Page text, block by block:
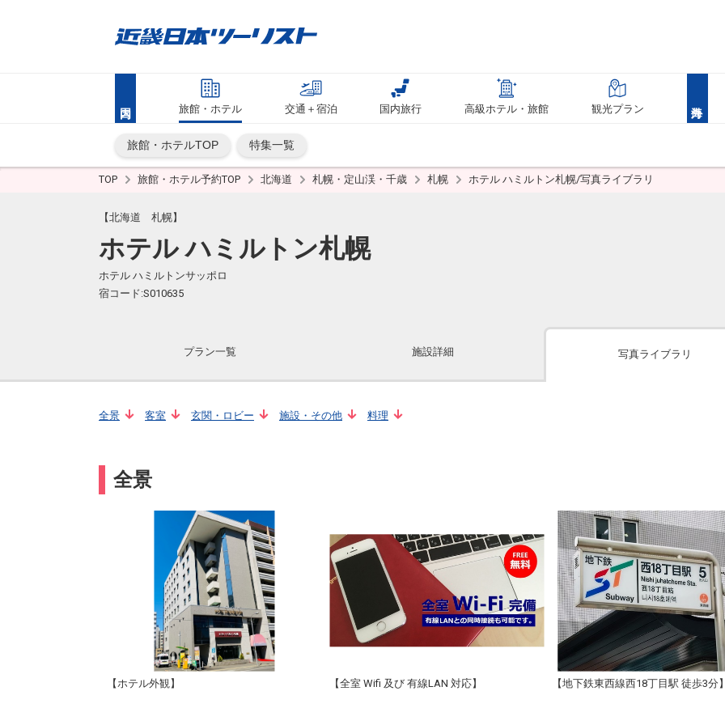
旅館・ホテル 交通＋宿泊 国内旅行 高級ホテル・旅館 観光プラン
旅館・ホテルTOP 特集一覧
TOP 旅館・ホテル予約TOP 北海道 札幌・定山渓・千歳 札幌 ホテル ハミルトン札幌/写真ライブラリ
【北海道 札幌】
ホテル ハミルトン札幌
ホテル ハミルトンサッポロ
宿コード:S010635
プラン一覧 施設詳細 写真ライブラリ
全景 客室 玄関・ロビー 施設・その他 料理
全景
【ホテル外観】 【全室 Wifi 及び 有線LAN 対応】 【地下鉄東西線西18丁目駅 徒歩3分